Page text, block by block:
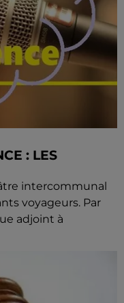
: LES
intercommunal
voyageurs. Par
adjoint à